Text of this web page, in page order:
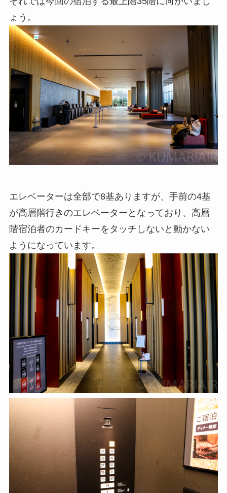
ょう。
エレベーターは全部で8基ありますが、手前の4基
が高層階行きのエレベーターとなっており、高層
階宿泊者のカードキーをタッチしないと動かない
ようになっています。